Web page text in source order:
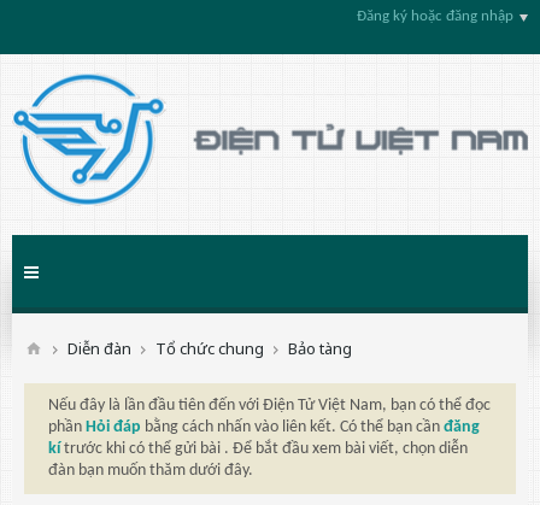
Đăng ký hoặc đăng nhập
Diễn đàn Tổ chức chung Bảo tàng
Nếu đây là lần đầu tiên đến với Điện Tử Việt Nam, bạn có thể đọc
phần Hỏi đáp bằng cách nhấn vào liên kết. Có thể bạn cần đăng
kí trước khi có thể gửi bài . Để bắt đầu xem bài viết, chọn diễn
đàn bạn muốn thăm dưới đây.